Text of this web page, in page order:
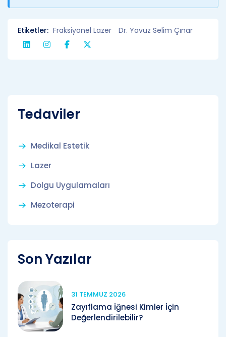
Etiketler: Fraksiyonel Lazer Dr. Yavuz Selim Çınar
Tedaviler
Medikal Estetik
Lazer
Dolgu Uygulamaları
Mezoterapi
Son Yazılar
31 TEMMUZ 2026
Zayıflama İğnesi Kimler İçin
Değerlendirilebilir?